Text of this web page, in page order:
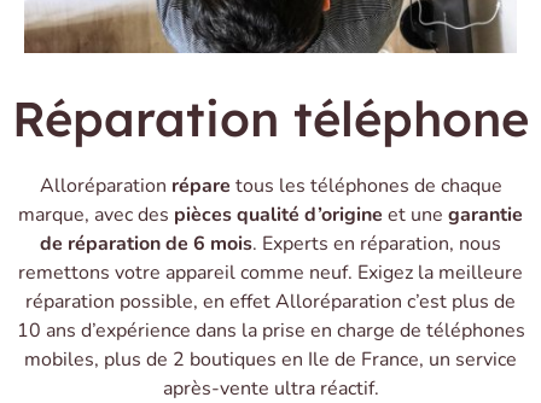
Réparation téléphone
Alloréparation répare tous les téléphones de chaque
marque, avec des pièces qualité d’origine et une garantie
de réparation de 6 mois. Experts en réparation, nous
remettons votre appareil comme neuf. Exigez la meilleure
réparation possible, en effet Alloréparation c’est plus de
10 ans d’expérience dans la prise en charge de téléphones
mobiles, plus de 2 boutiques en Ile de France, un service
après-vente ultra réactif.